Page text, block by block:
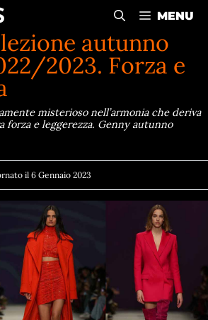
MENU
autunno
2023. Forza e
misterioso nell’armonia che deriva
forza e leggerezza. Genny autunno
il 6 Gennaio 2023